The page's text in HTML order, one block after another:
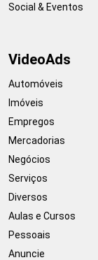
Social & Eventos
VideoAds
Automóveis
Imóveis
Empregos
Mercadorias
Negócios
Serviços
Diversos
Aulas e Cursos
Pessoais
Anuncie